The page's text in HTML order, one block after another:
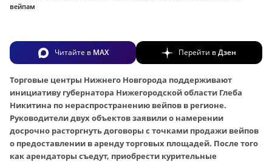
вейпам
Читайте в MAX Перейти вДзен
Торговые центры Нижнего Новгорода поддерживают
инициативу губернатора Нижегородской области Глеба
Никитина по нераспространению вейпов в регионе.
Руководители двух объектов заявили о намерении
досрочно расторгнуть договоры с точками продажи вейпов
о предоставлении в аренду торговых площадей. После того
как арендаторы съедут, приобрести курительные